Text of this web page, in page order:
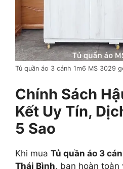
Tủ quần áo 3 cánh 1m6 MS 3029
Chính Sách
Kết Uy Tín,
5 Sao
Khi mua Tủ quần áo 3
Thái Bình, bạn hoàn toàn